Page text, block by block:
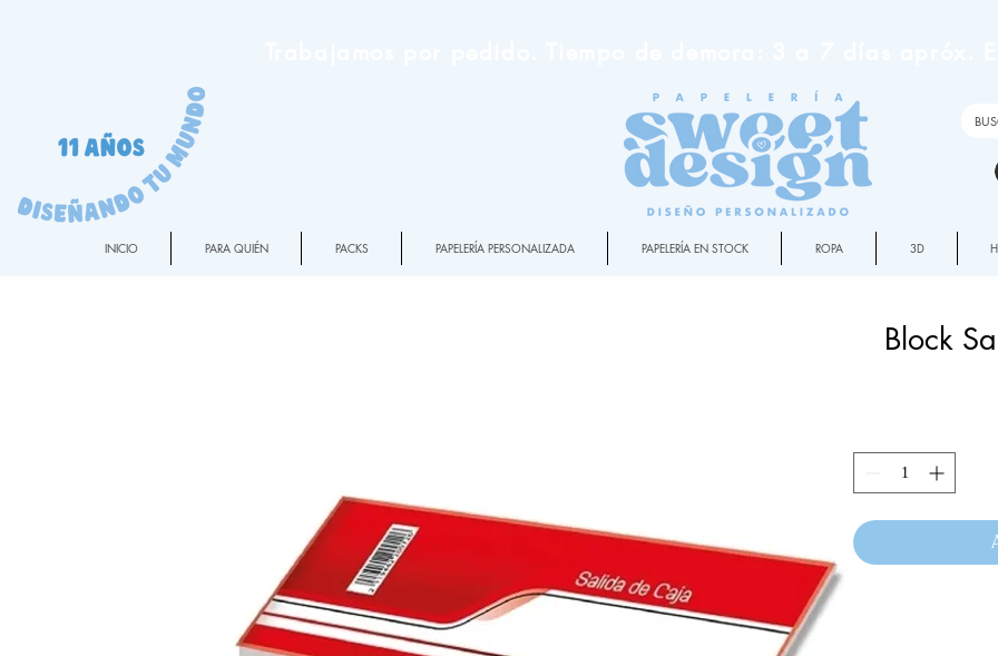
INICIO PARA QUIÉN PACKS PAPELERÍA PERSONALIZADA PAPELERÍA EN STOCK ROPA 3D
Block